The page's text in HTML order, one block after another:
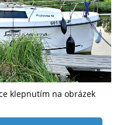
klepnutím na obrázek